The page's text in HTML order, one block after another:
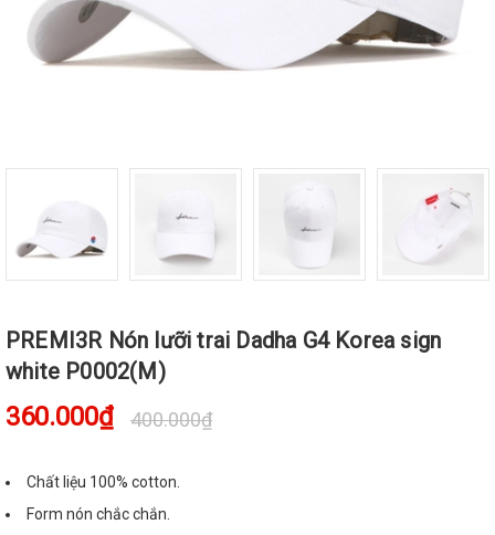
PREMI3R Nón lưỡi trai Dadha G4 Korea sign
white P0002(M)
360.000₫ 400.000₫
Chất liệu 100% cotton.
Form nón chắc chắn.